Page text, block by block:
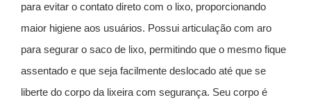
para evitar o contato direto com o lixo, proporcionando
maior higiene aos usuários. Possui articulação com aro
para segurar o saco de lixo, permitindo que o mesmo fique
assentado e que seja facilmente deslocado até que se
liberte do corpo da lixeira com segurança. Seu corpo é